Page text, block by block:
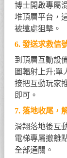
博士開啟專屬
堆頂層平台，
被遠處狙擊。
6. 發送求救信
到頂層互動設
圖輻射上升;單
接把互動玩家
即可。
7. 落地收尾，
滑翔落地後互
電梯專屬撤離
全部通關。